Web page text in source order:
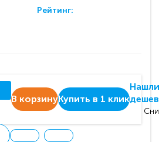
Рейтинг:
В корзинуКупить в 1 клик
Нашли